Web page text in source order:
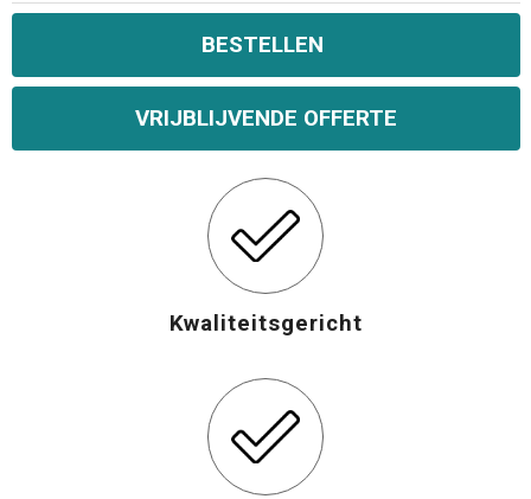
Opvouwbare tassen
Waterbestendige tassen
Katoenen draagtassen
BESTELLEN
VRIJBLIJVENDE OFFERTE
Kwaliteitsgericht